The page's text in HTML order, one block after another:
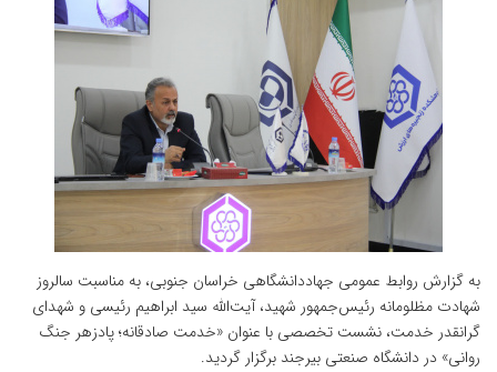
به گزارش روابط عمومی جهاددانشگاهی خراسان جنوبی، به مناسبت سالروز
شهادت مظلومانه رئیس‌جمهور شهید، آیت‌الله سید ابراهیم رئیسی و شهدای
گرانقدر خدمت، نشست تخصصی با عنوان «خدمت صادقانه؛ پادزهر جنگ
روانی» در دانشگاه صنعتی بیرجند برگزار گردید.